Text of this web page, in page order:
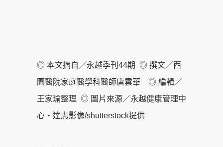
◎ 本文摘自／永越季刊44期 ◎ 撰文／西
園醫院家庭醫學科醫師唐雲華 ◎ 編輯／
王家瑜整理 ◎ 圖片來源／永越健康管理中
心‧達志影像/shutterstock提供